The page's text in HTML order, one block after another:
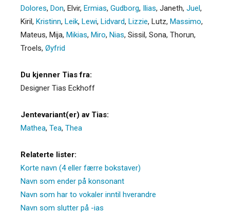
Dolores, Don, Elvir, Ermias, Gudborg, Ilias, Janeth, Juel,
Kiril, Kristinn, Leik, Lewi, Lidvard, Lizzie, Lutz, Massimo,
Mateus, Mija, Mikias, Miro, Nias, Sissil, Sona, Thorun,
Troels, Øyfrid
Du kjenner Tias fra:
Designer Tias Eckhoff
Jentevariant(er) av Tias:
Mathea, Tea, Thea
Relaterte lister:
Korte navn (4 eller færre bokstaver)
Navn som ender på konsonant
Navn som har to vokaler inntil hverandre
Navn som slutter på -ias